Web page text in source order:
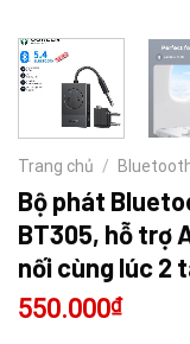
Trang chủ /
Bộ phát
BT305, hỗ trợ
nối cùng lúc 2
550.000₫